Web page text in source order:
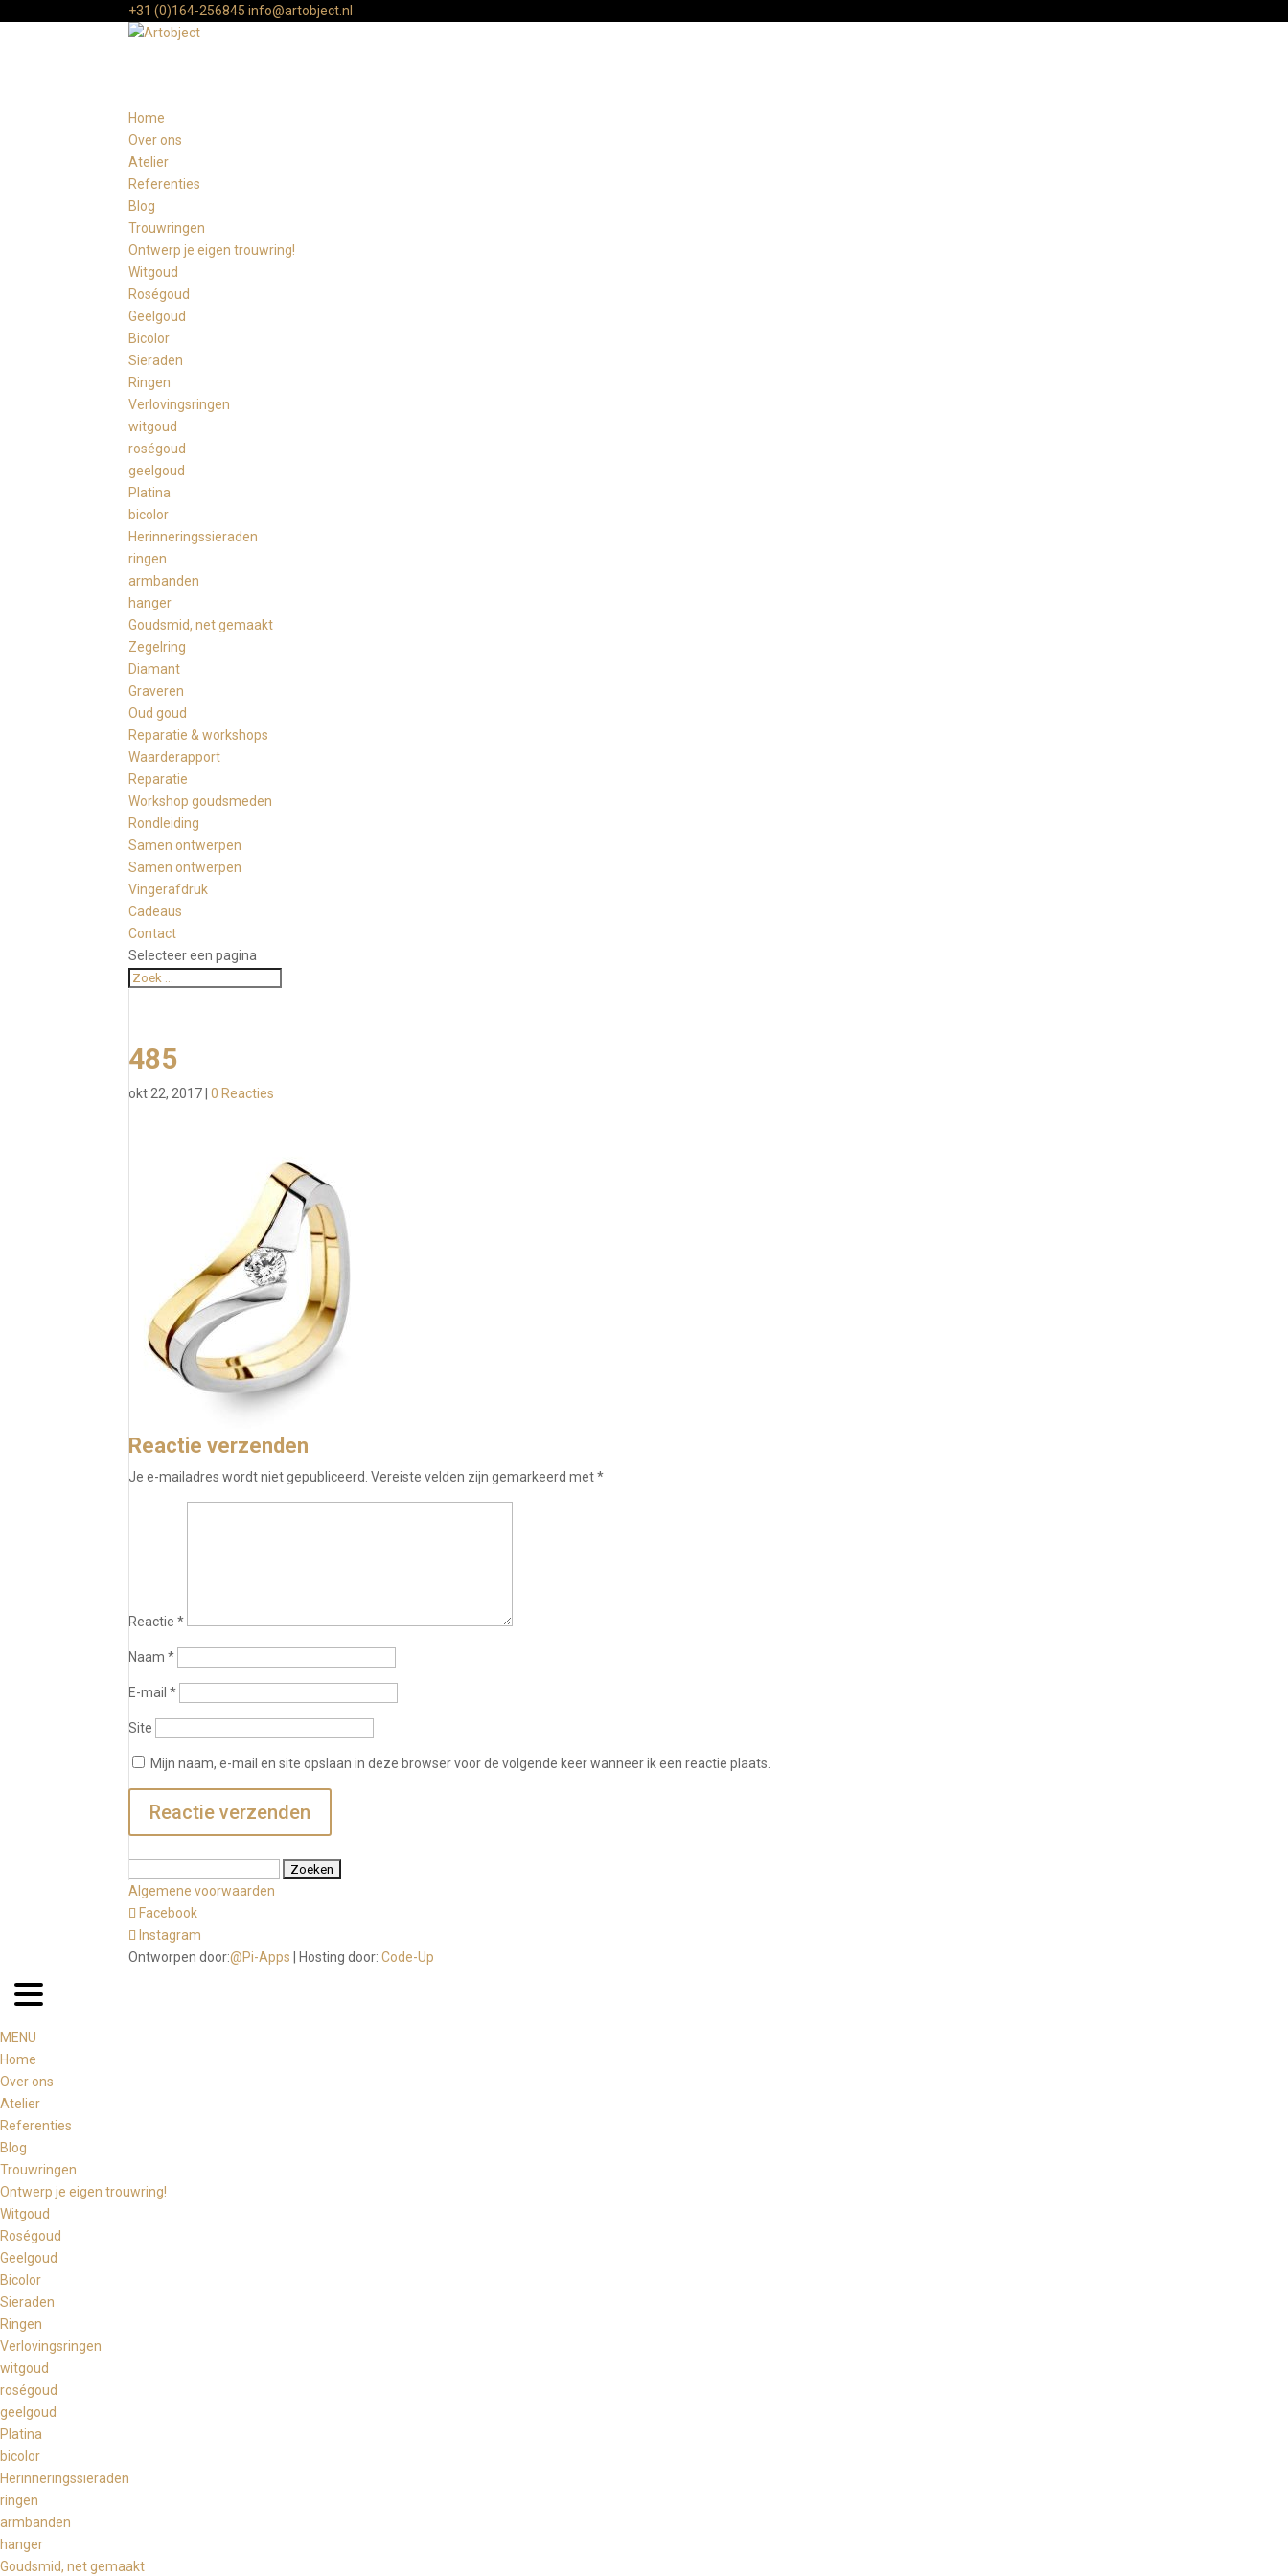
+31 (0)164-256845 info@artobject.nl
Home
Over ons
Atelier
Referenties
Blog
Trouwringen
Ontwerp je eigen trouwring!
Witgoud
Roségoud
Geelgoud
Bicolor
Sieraden
Ringen
Verlovingsringen
witgoud
roségoud
geelgoud
Platina
bicolor
Herinneringssieraden
ringen
armbanden
hanger
Goudsmid, net gemaakt
Zegelring
Diamant
Graveren
Oud goud
Reparatie & workshops
Waarderapport
Reparatie
Workshop goudsmeden
Rondleiding
Samen ontwerpen
Samen ontwerpen
Vingerafdruk
Cadeaus
Contact
Selecteer een pagina
485
okt 22, 2017 |0 Reacties
Reactie verzenden
Je e-mailadres wordt niet gepubliceerd. Vereiste velden zijn gemarkeerd met*
Reactie*
Naam*
E-mail*
Site
Mijn naam, e-mail en site opslaan in deze browser voor de volgende keer wanneer ik een reactie plaats.
naar:
Algemene voorwaarden
Facebook
Instagram
Ontworpen door:@Pi-Apps | Hosting door:Code-Up
MENU
Home
Over ons
Atelier
Referenties
Blog
Trouwringen
Ontwerp je eigen trouwring!
Witgoud
Roségoud
Geelgoud
Bicolor
Sieraden
Ringen
Verlovingsringen
witgoud
roségoud
geelgoud
Platina
bicolor
Herinneringssieraden
ringen
armbanden
hanger
Goudsmid, net gemaakt